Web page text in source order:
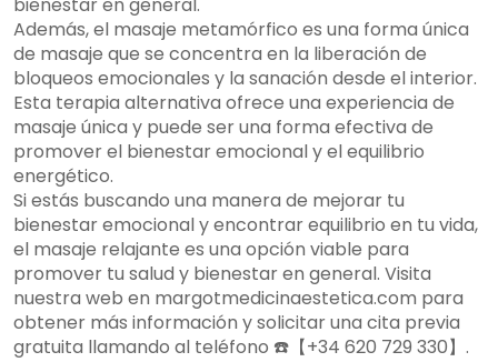
bienestar en general.
Además, el masaje metamórfico es una forma única
de masaje que se concentra en la liberación de
bloqueos emocionales y la sanación desde el interior.
Esta terapia alternativa ofrece una experiencia de
masaje única y puede ser una forma efectiva de
promover el bienestar emocional y el equilibrio
energético.
Si estás buscando una manera de mejorar tu
bienestar emocional y encontrar equilibrio en tu vida,
el masaje relajante es una opción viable para
promover tu salud y bienestar en general. Visita
nuestra web en margotmedicinaestetica.com para
obtener más información y solicitar una cita previa
gratuita llamando al teléfono ☎️【+34 620 729 330】.